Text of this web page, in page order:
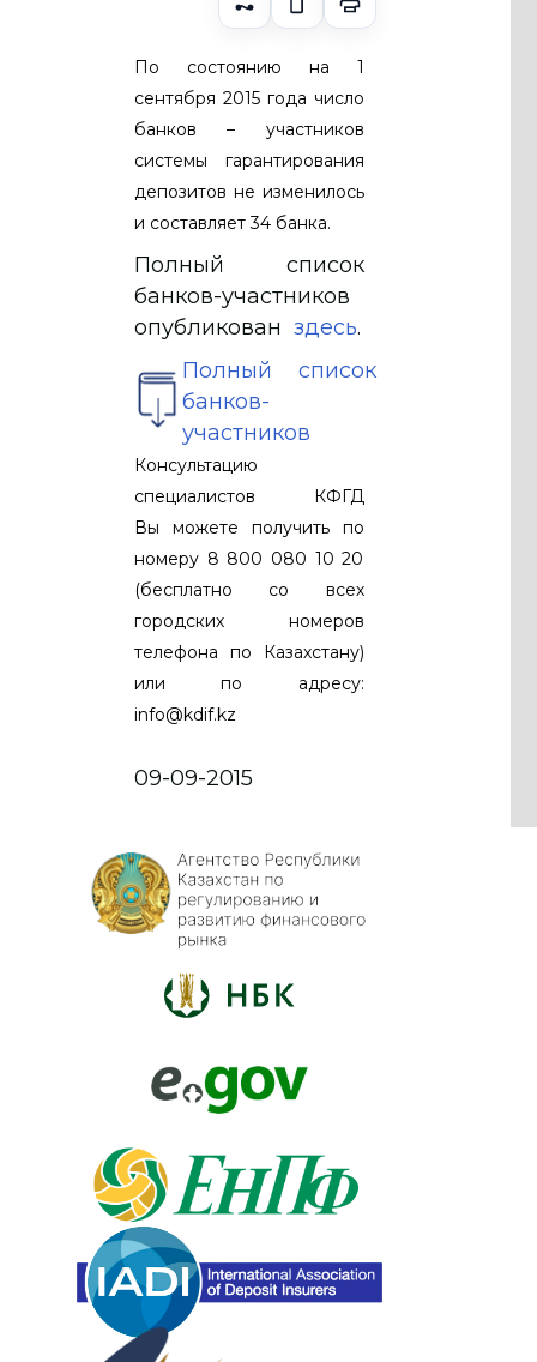
По состоянию на 1
сентября 2015 года число
банков – участников
системы гарантирования
депозитов не изменилось
и составляет 34 банка.
Полный список
банков-участников
опубликован здесь.
Полный список
банков-
участников
Консультацию
специалистов КФГД
Вы можете получить по
номеру 8 800 080 10 20
(бесплатно со всех
городских номеров
телефона по Казахстану)
или по адресу:
info@kdif.kz
09-09-2015